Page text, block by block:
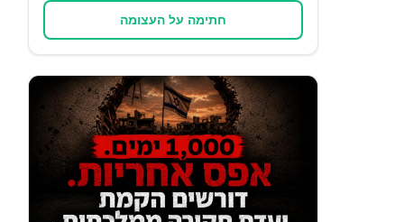
חתימה על העצומה